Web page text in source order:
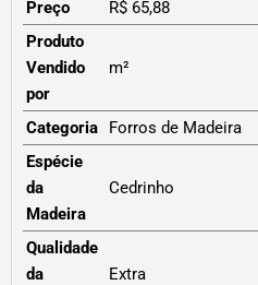
Preço
R$ 65,88
Produto
Vendido
por
m²
Categoria
Forros de Madeira
Espécie
da
Madeira
Cedrinho
Qualidade
da
Extra